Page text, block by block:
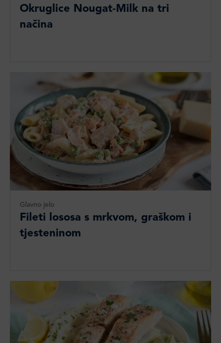
Okruglice Nougat-Milk na tri
načina
Glavno jelo
Fileti lososa s mrkvom, graškom i
tjesteninom